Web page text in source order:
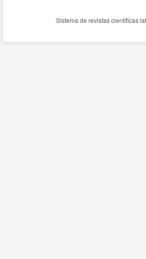
Sistema de revistas científicas